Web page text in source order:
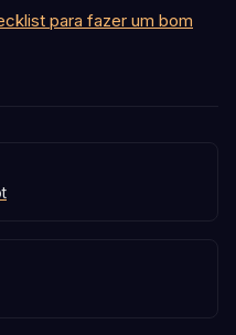
para fazer um bom